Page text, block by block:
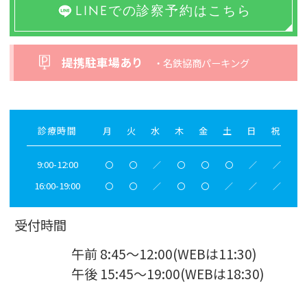
LINEでの診察予約はこちら
提携駐車場あり ・名鉄協商パーキング
診療時間 月 火 水 木 金 土 日 祝
9:00-12:00 〇 〇 ／ 〇 〇 〇 ／ ／
16:00-19:00 〇 〇 ／ 〇 〇 ／ ／ ／
受付時間
午前 8:45～12:00(WEBは11:30)
午後 15:45～19:00(WEBは18:30)